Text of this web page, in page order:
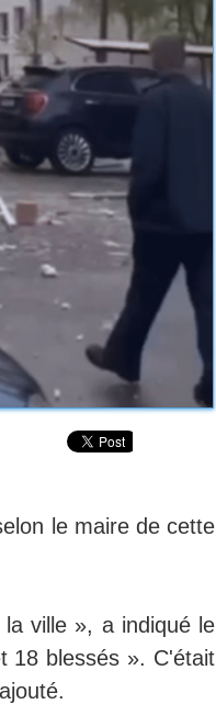
le maire de cette
ville », a indiqué le
18 blessés ». C'était